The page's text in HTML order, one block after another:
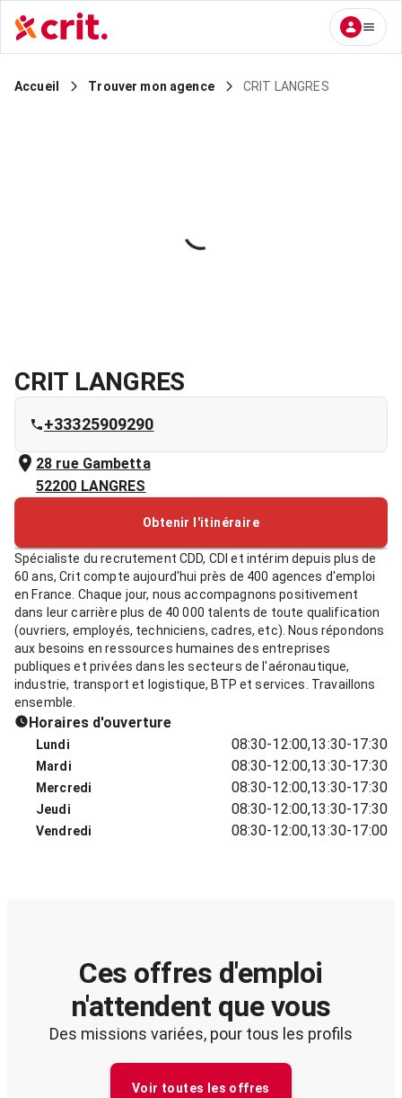
Accueil Trouver mon agence CRIT LANGRES
CRIT LANGRES
+33325909290
28 rue Gambetta
52200 LANGRES
Obtenir l'itinéraire
Spécialiste du recrutement CDD, CDI et intérim depuis plus de
60 ans, Crit compte aujourd'hui près de 400 agences d'emploi
en France. Chaque jour, nous accompagnons positivement
dans leur carrière plus de 40 000 talents de toute qualification
(ouvriers, employés, techniciens, cadres, etc). Nous répondons
aux besoins en ressources humaines des entreprises
publiques et privées dans les secteurs de l'aéronautique,
industrie, transport et logistique, BTP et services. Travaillons
ensemble.
Horaires d'ouverture
Lundi 08:30-12:00,13:30-17:30
Mardi 08:30-12:00,13:30-17:30
Mercredi 08:30-12:00,13:30-17:30
Jeudi 08:30-12:00,13:30-17:30
Vendredi 08:30-12:00,13:30-17:00
Ces offres d'emploi
n'attendent que vous
Des missions variées, pour tous les profils
Voir toutes les offres